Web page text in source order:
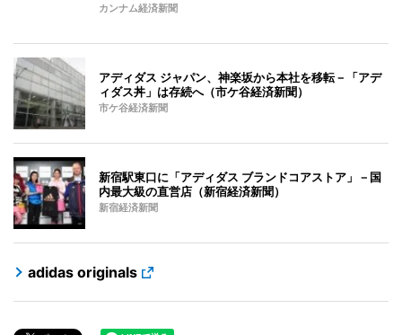
カンナム経済新聞
アディダス ジャパン、神楽坂から本社を移転－「アデ
ィダス丼」は存続へ（市ケ谷経済新聞）
市ケ谷経済新聞
新宿駅東口に「アディダス ブランドコアストア」－国
内最大級の直営店（新宿経済新聞）
新宿経済新聞
adidas originals